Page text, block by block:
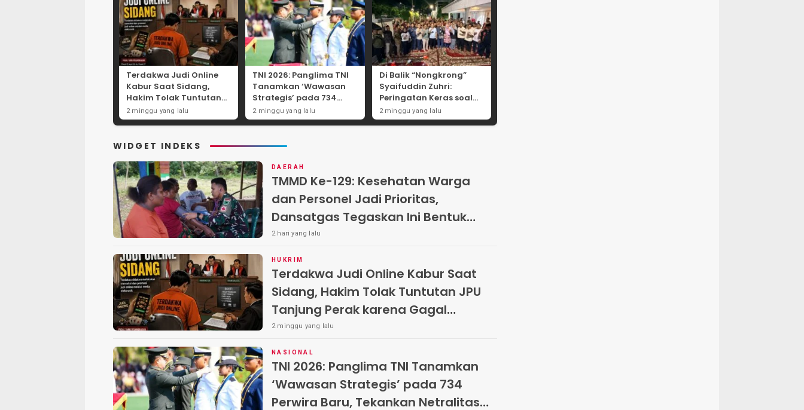
Terdakwa Judi Online
Kabur Saat Sidang,
Hakim Tolak Tuntutan
JPU Tanjung Perak
karena Gagal Hadirkan
2 minggu yang lalu
TNI 2026: Panglima TNI
Tanamkan ‘Wawasan
Strategis’ pada 734
Perwira Baru, Tekankan
Netralitas dan
2 minggu yang lalu
Di Balik “Nongkrong”
Syaifuddin Zuhri:
Peringatan Keras soal
Pungli Administrasi dan
Batas Tegas Iuran
2 minggu yang lalu
WIDGET INDEKS
DAERAH
TMMD Ke-129: Kesehatan Warga
dan Personel Jadi Prioritas,
Dansatgas Tegaskan Ini Bentuk
Nyata Kemanunggalan
2 hari yang lalu
HUKRIM
Terdakwa Judi Online Kabur Saat
Sidang, Hakim Tolak Tuntutan JPU
Tanjung Perak karena Gagal
Hadirkan Hartono
2 minggu yang lalu
NASIONAL
TNI 2026: Panglima TNI Tanamkan
‘Wawasan Strategis’ pada 734
Perwira Baru, Tekankan Netralitas